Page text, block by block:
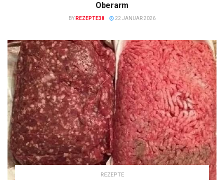
Oberarm
BY REZEPTE38 22 JANUAR 2026
REZEPTE